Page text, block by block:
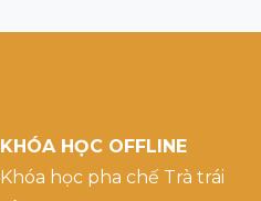
KHÓA HỌC OFFLINE
Khóa học pha chế Trà trái